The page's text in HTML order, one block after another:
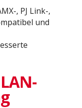
, PJ Link-,
und